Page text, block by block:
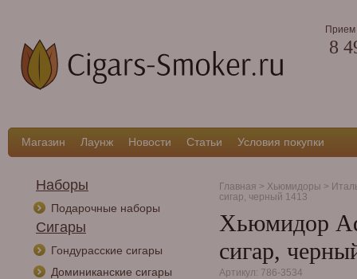
Прием
8
Магазин Лаунж Новости Статьи Условия покупки
Наборы
Подарочные наборы
Сигары
Гондурасские сигары
Доминиканские сигары
Главная > Хьюмидоры >
сигар, черный 1413
Хьюмидор
сигар,
Артикул: 786-3534